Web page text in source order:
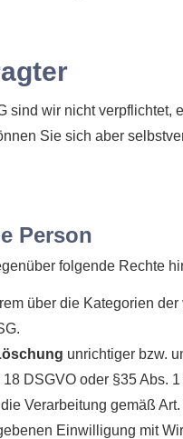
sind wir nicht
Sie sich aber
Person
folgende Rechte
über die Kategorien
unrichtiger bzw.
DSGVO oder §35 Abs.
Verarbeitung gemäß
Einwilligung mit